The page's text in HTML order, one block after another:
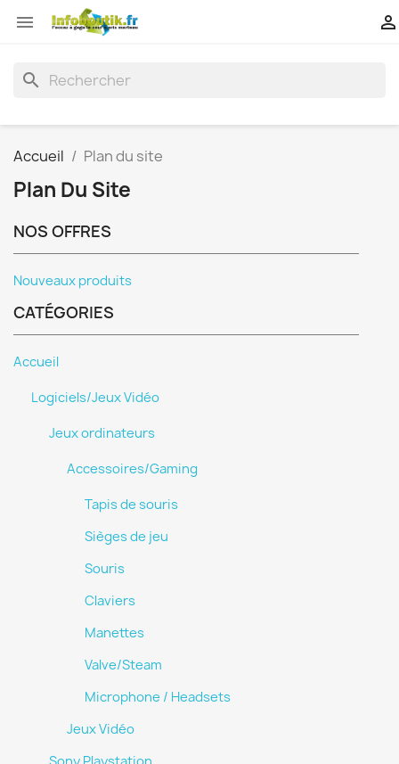
 
search
Accueil Plan du site
Plan Du Site
NOS OFFRES
Nouveaux produits
CATÉGORIES
Accueil
Logiciels/Jeux Vidéo
Jeux ordinateurs
Accessoires/Gaming
Tapis de souris
Sièges de jeu
Souris
Claviers
Manettes
Valve/Steam
Microphone / Headsets
Jeux Vidéo